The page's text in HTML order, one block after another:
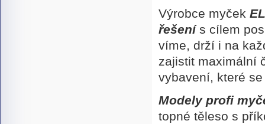
Výrobce myček
řešenís cílem
víme, drží i na
zajistit maximální
vybavení, které
Modely profi
topné těleso s